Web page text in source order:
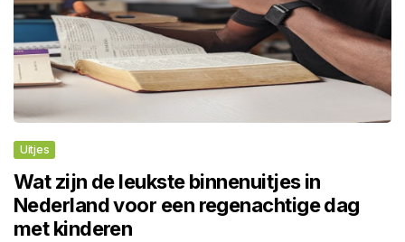
Uitjes
Wat zijn de leukste binnenuitjes in
Nederland voor een regenachtige dag
met kinderen